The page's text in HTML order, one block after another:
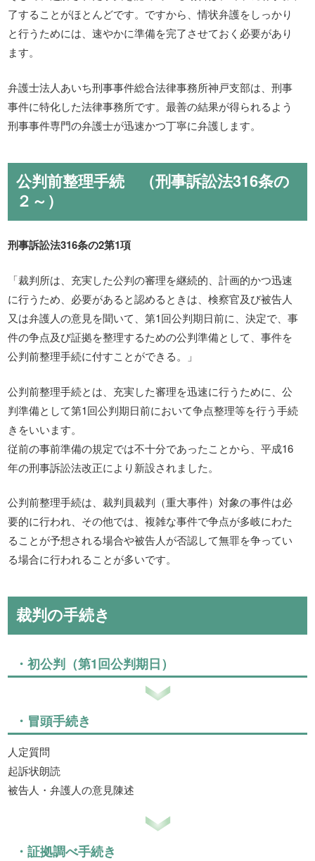
了することがほとんどです。ですから、情状弁護をしっかり
と行うためには、速やかに準備を完了させておく必要があり
ます。
弁護士法人あいち刑事事件総合法律事務所神戸支部は、刑事
事件に特化した法律事務所です。最善の結果が得られるよう
刑事事件専門の弁護士が迅速かつ丁寧に弁護します。
公判前整理手続 （刑事訴訟法316条の
２～）
刑事訴訟法316条の2第1項
「裁判所は、充実した公判の審理を継続的、計画的かつ迅速
に行うため、必要があると認めるときは、検察官及び被告人
又は弁護人の意見を聞いて、第1回公判期日前に、決定で、事
件の争点及び証拠を整理するための公判準備として、事件を
公判前整理手続に付すことができる。」
公判前整理手続とは、充実した審理を迅速に行うために、公
判準備として第1回公判期日前において争点整理等を行う手続
きをいいます。
従前の事前準備の規定では不十分であったことから、平成16
年の刑事訴訟法改正により新設されました。
公判前整理手続は、裁判員裁判（重大事件）対象の事件は必
要的に行われ、その他では、複雑な事件で争点が多岐にわた
ることが予想される場合や被告人が否認して無罪を争ってい
る場合に行われることが多いです。
裁判の手続き
・初公判（第1回公判期日）
・冒頭手続き
人定質問
起訴状朗読
被告人・弁護人の意見陳述
・証拠調べ手続き